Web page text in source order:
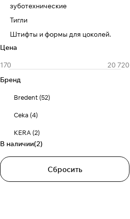
зуботехнические
Тигли
Штифты и формы для цоколей.
Цена
Бренд
Bredent (52)
Ceka (4)
KERA (2)
В наличии(2)
Сбросить